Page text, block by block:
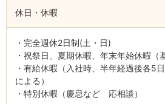
休日・休暇
・完全週休2日制(土・日)
・祝祭日、夏期休暇、年末年始休暇（
・有給休暇（入社時、半年経過後各5
による）
・特別休暇（慶忌など 応相談）